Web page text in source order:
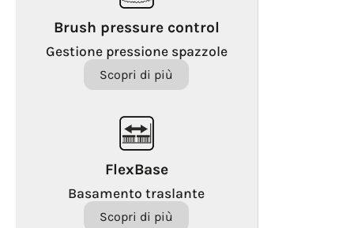
Brush pressure control
Gestione pressione spazzole
Scopri di più
FlexBase
Basamento traslante
Scopri di più